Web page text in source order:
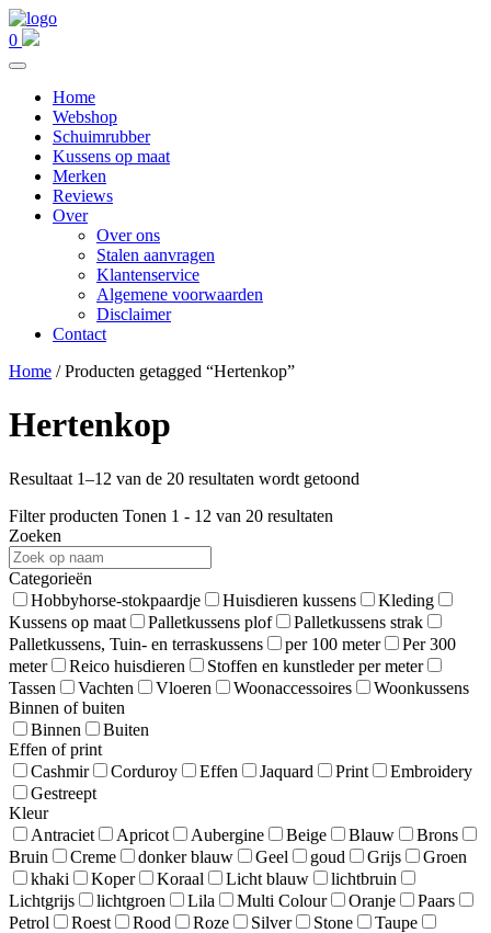
0
Home
Webshop
Schuimrubber
Kussens op maat
Merken
Reviews
Over
Over ons
Stalen aanvragen
Klantenservice
Algemene voorwaarden
Disclaimer
Contact
Home / Producten getagged “Hertenkop”
Hertenkop
Resultaat 1–12 van de 20 resultaten wordt getoond
Filter producten Tonen 1 - 12 van 20 resultaten
Zoeken
Categorieën
Hobbyhorse-stokpaardje
Huisdieren kussens
Kleding
Kussens op maat
Palletkussens plof
Palletkussens strak
Palletkussens, Tuin- en terraskussens
per 100 meter
Per 300
meter
Reico huisdieren
Stoffen en kunstleder per meter
Tassen
Vachten Vloeren Woonaccessoires
Woonkussens
Binnen of buiten
Binnen
Buiten
Effen of print
Cashmir
Corduroy Effen Jaquard Print
Embroidery
Gestreept
Kleur
Antraciet
Apricot Aubergine Beige Blauw
Brons
Bruin
Creme donker blauw Geel goud Grijs
Groen
khaki
Koper Koraal Licht blauw
lichtbruin
Lichtgrijs
lichtgroen Lila Multi Colour Oranje
Paars
Petrol
Roest Rood Roze Silver Stone
Taupe